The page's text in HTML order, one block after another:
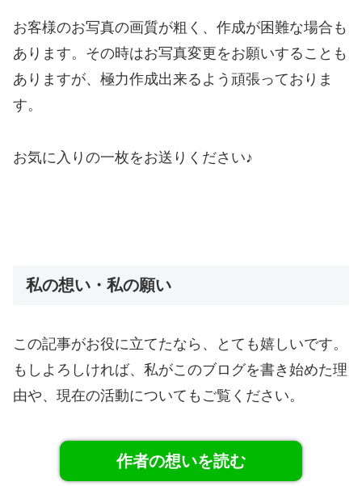
お客様のお写真の画質が粗く、作成が困難な場合も
あります。その時はお写真変更をお願いすることも
ありますが、極力作成出来るよう頑張っておりま
す。
お気に入りの一枚をお送りください♪
私の想い・私の願い
この記事がお役に立てたなら、とても嬉しいです。
もしよろしければ、私がこのブログを書き始めた理
由や、現在の活動についてもご覧ください。
作者の想いを読む